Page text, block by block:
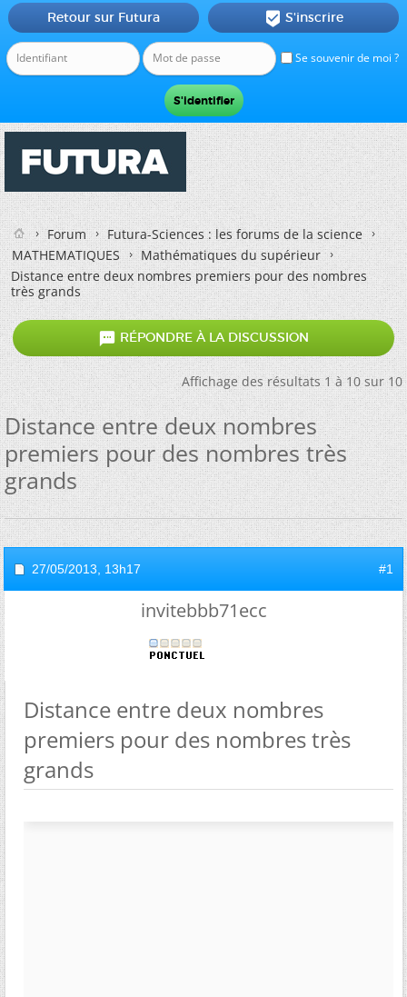
Se souvenir de moi ?
Retour sur Futura  S'inscrire
Forum
Futura-Sciences : les forums de la science
MATHEMATIQUES
Mathématiques du supérieur
Distance entre deux nombres premiers pour des nombres
très grands
 RÉPONDRE À LA DISCUSSION
Affichage des résultats 1 à 10 sur 10
Distance entre deux nombres
premiers pour des nombres très
grands
27/05/2013, 13h17 #1
invitebbb71ecc
Distance entre deux nombres
premiers pour des nombres très
grands